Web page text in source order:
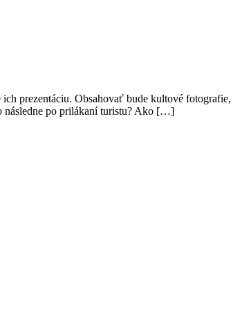
prezentáciu. Obsahovať bude kultové fotografie,
následne po prilákaní turistu? Ako […]